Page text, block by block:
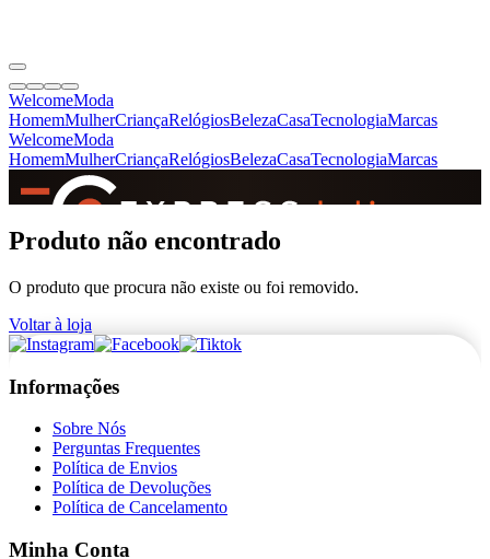
WelcomeModa
HomemMulherCriançaRelógiosBelezaCasaTecnologiaMarcas
WelcomeModa
HomemMulherCriançaRelógiosBelezaCasaTecnologiaMarcas
+de 36.000 reviews
Produto não encontrado
O produto que procura não existe ou foi removido.
Voltar à loja
Informações
Sobre Nós
Perguntas Frequentes
Política de Envios
Política de Devoluções
Política de Cancelamento
Minha Conta